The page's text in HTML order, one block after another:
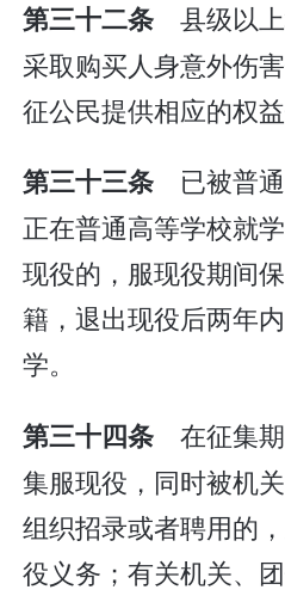
第三十二条 县级以
采取购买人身意外伤
征公民提供相应的权益
第三十三条 已被普
正在普通高等学校就
现役的，服现役期间
籍，退出现役后两年
学。
第三十四条 在征集
集服现役，同时被机
组织招录或者聘用的
役义务；有关机关、